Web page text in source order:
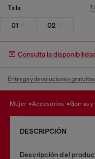
Talla:
01 02
Consulta la
Entrega y devoluciones
mujer accesorios gorras
DESCRIPCIÓN
Descripción del